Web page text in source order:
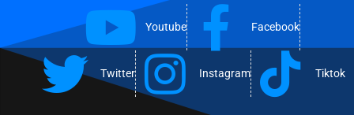
Youtube Facebook
Twitter Instagram Tiktok